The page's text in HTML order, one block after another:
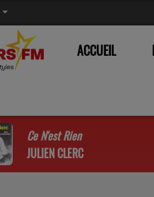
ACCUEIL
Ce N'est Rien
JULIEN CLERC